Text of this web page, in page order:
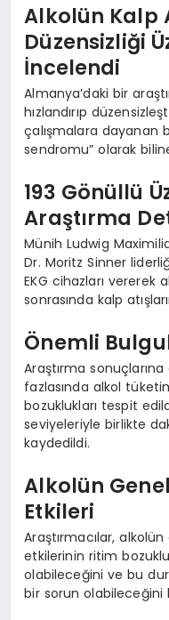
Alkolün Kalp
Düzensizliği
İncelendi
Almanya’daki bir
hızlandırıp
çalışmalara dayanan
sendromu” olarak
193 Gönüllü
Araştırma
Münih Ludwig
Dr. Moritz Sinner
EKG cihazları vererek
sonrasında kalp
Önemli
Araştırma sonuçlarına
fazlasında alkol
bozuklukları tespit
seviyeleriyle birlikte
kaydedildi.
Alkolün
Etkileri
Araştırmacılar,
etkilerinin ritim
olabileceğini ve bu
bir sorun olabileceğini